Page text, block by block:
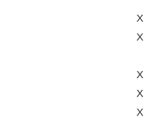
X
X
X
X
X